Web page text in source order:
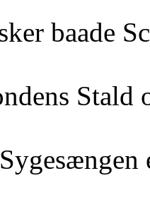
baade
Stald